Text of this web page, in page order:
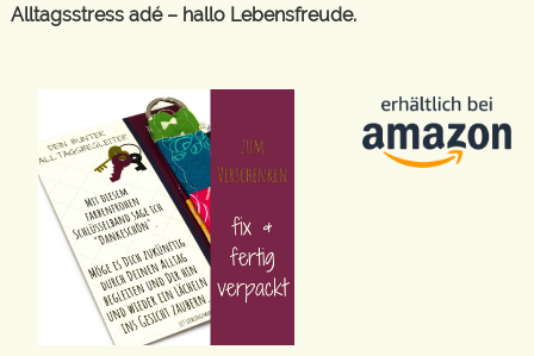
Alltagsstress adé – hallo Lebensfreude.